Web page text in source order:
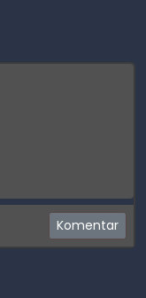
Komentar